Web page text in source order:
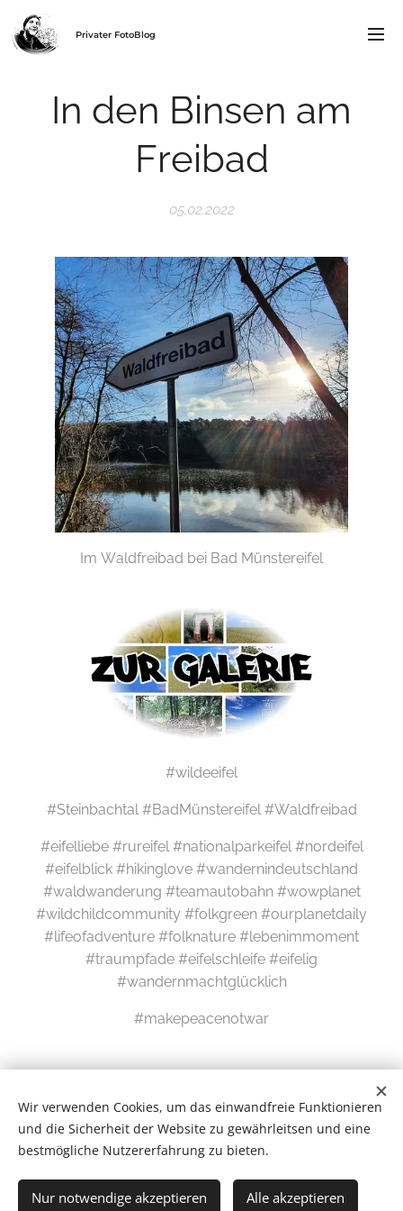
Privater FotoBlog
In den Binsen am
Freibad
05.02.2022
Im Waldfreibad bei Bad Münstereifel
#wildeeifel
#Steinbachtal #BadMünstereifel #Waldfreibad
#eifelliebe #rureifel #nationalparkeifel #nordeifel
#eifelblick #hikinglove #wandernindeutschland
#waldwanderung #teamautobahn #wowplanet
#wildchildcommunity #folkgreen #ourplanetdaily
#lifeofadventure #folknature #lebenimmoment
#traumpfade #eifelschleife #eifelig
#wandernmachtglücklich
#makepeacenotwar
# Newsletter # Cookies
Wir verwenden Cookies, um das einwandfreie Funktionieren
und die Sicherheit der Website zu gewährleitsen und eine
bestmögliche Nutzererfahrung zu bieten.
Nur notwendige akzeptieren Alle akzeptieren